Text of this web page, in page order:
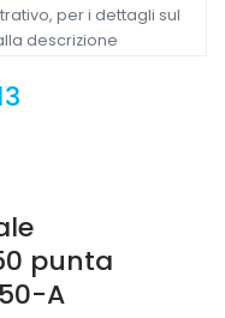
per i dettagli sul
descrizione
punta
A